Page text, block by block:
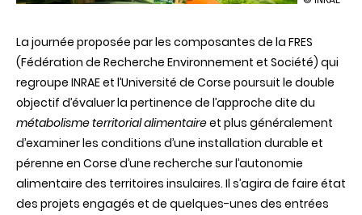
FRES
La journée proposée par les composantes de la FRES
(Fédération de Recherche Environnement et Société) qui
regroupe INRAE et l’Université de Corse poursuit le double
objectif d’évaluer la pertinence de l’approche dite du
métabolisme territorial alimentaireet plus généralement
d’examiner les conditions d’une installation durable et
pérenne en Corse d’une recherche sur l’autonomie
alimentaire des territoires insulaires. Il s’agira de faire état
des projets engagés et de quelques-unes des entrées